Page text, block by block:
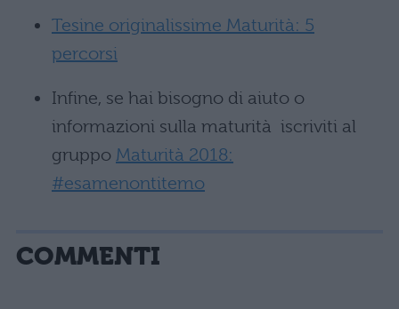
Tesine originalissime Maturità: 5
percorsi
Infine, se hai bisogno di aiuto o
informazioni sulla maturità iscriviti al
gruppo Maturità 2018:
#esamenontitemo
COMMENTI